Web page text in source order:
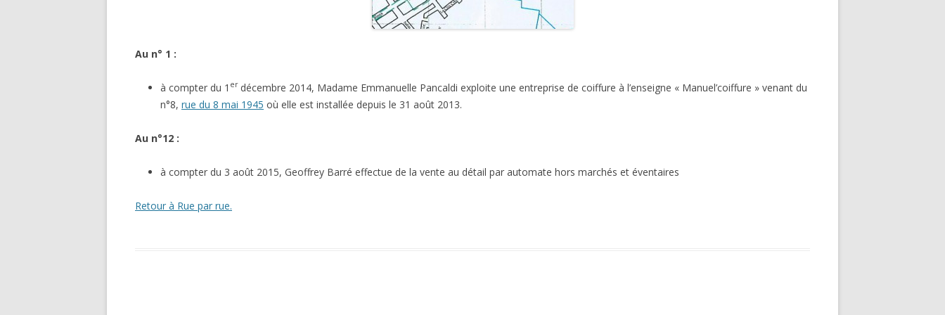
Au n° 1 :
à compter du 1 erdécembre 2014, Madame Emmanuelle Pancaldi exploite une entreprise de coiffure à l’enseigne « Manuel’coiffure » venant du
n°8, rue du 8 mai 1945 où elle est installée depuis le 31 août 2013.
Au n°12 :
à compter du 3 août 2015, Geoffrey Barré effectue de la vente au détail par automate hors marchés et éventaires
Retour à Rue par rue.